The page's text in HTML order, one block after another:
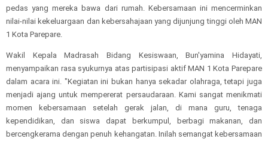
pedas yang mereka bawa dari rumah. Kebersamaan ini mencerminkan
nilai-nilai kekeluargaan dan kebersahajaan yang dijunjung tinggi oleh MAN
1 Kota Parepare.
Wakil Kepala Madrasah Bidang Kesiswaan, Bun'yamina Hidayati,
menyampaikan rasa syukurnya atas partisipasi aktif MAN 1 Kota Parepare
dalam acara ini. "Kegiatan ini bukan hanya sekadar olahraga, tetapi juga
menjadi ajang untuk mempererat persaudaraan. Kami sangat menikmati
momen kebersamaan setelah gerak jalan, di mana guru, tenaga
kependidikan, dan siswa dapat berkumpul, berbagi makanan, dan
bercengkerama dengan penuh kehangatan. Inilah semangat kebersamaan